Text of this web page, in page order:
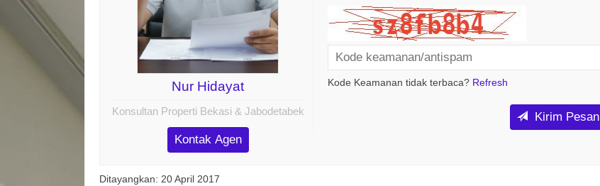
Nur Hidayat
Konsultan Properti Bekasi & Jabodetabek
Kontak Agen
Kode Keamanan tidak terbaca? Refresh
Kirim Pesan
Ditayangkan: 20 April 2017